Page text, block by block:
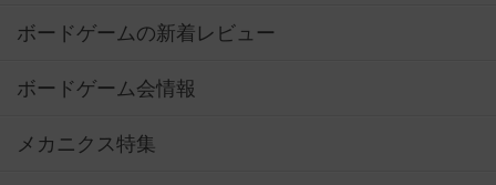
ボードゲームの新着レビュー
ボードゲーム会情報
メカニクス特集